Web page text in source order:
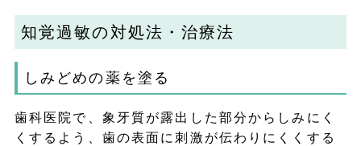
知覚過敏の対処法・治療法
しみどめの薬を塗る
歯科医院で、象牙質が露出した部分からしみにく
くするよう、歯の表面に刺激が伝わりにくくする